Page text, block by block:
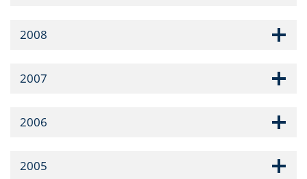
2008
2007
2006
2005